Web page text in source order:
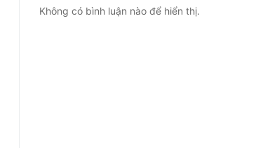
Không có bình luận nào để hiển thị.